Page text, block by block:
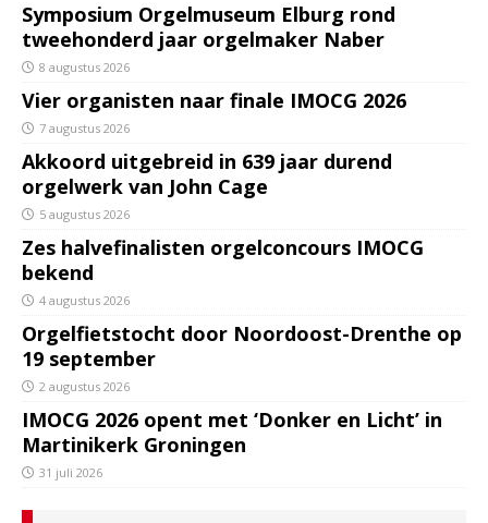
Symposium Orgelmuseum Elburg rond
tweehonderd jaar orgelmaker Naber
8 augustus 2026
Vier organisten naar finale IMOCG 2026
7 augustus 2026
Akkoord uitgebreid in 639 jaar durend
orgelwerk van John Cage
5 augustus 2026
Zes halvefinalisten orgelconcours IMOCG
bekend
4 augustus 2026
Orgelfietstocht door Noordoost-Drenthe op
19 september
2 augustus 2026
IMOCG 2026 opent met ‘Donker en Licht’ in
Martinikerk Groningen
31 juli 2026